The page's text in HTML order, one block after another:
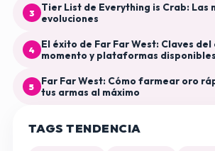
3
Tier List de Everything is Crab: Las
evoluciones
4 El éxito de Far Far West: Claves
momento y plataformas disponibles
5
Far Far West: Cómo farmear oro
tus armas al máximo
TAGS TENDENCIA